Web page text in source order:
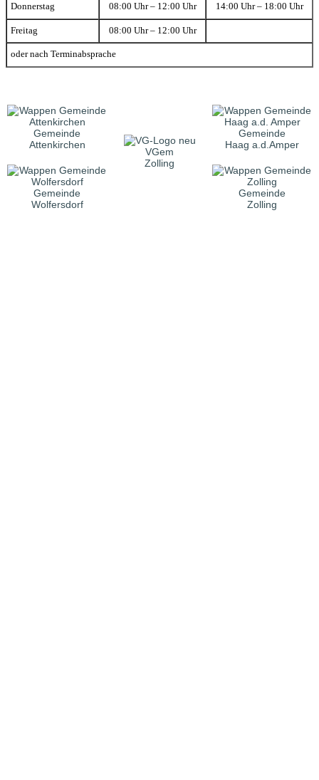
Donnerstag 08:00 Uhr – 12:00 Uhr 14:00 Uhr – 18:00 Uhr
Freitag 08:00 Uhr – 12:00 Uhr
oder nach Terminabsprache
Gemeinde
Attenkirchen
VGem
Zolling
Gemeinde
Haag a.d.Amper
Gemeinde
Wolfersdorf
Gemeinde
Zolling